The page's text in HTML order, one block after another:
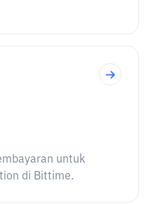
untuk
di Bittime.